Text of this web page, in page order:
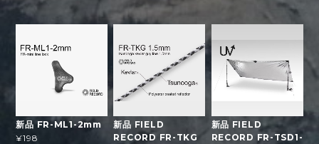
新品 FR-ML1-2mm
¥198
新品 FIELD
RECORD FR-TKG
新品 FIELD
RECORD FR-TSD1-